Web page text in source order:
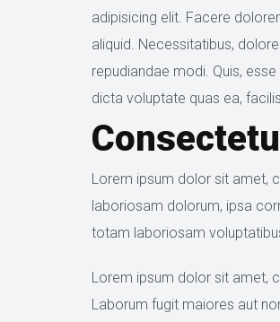
adipisicing elit. Facere
aliquid. Necessitatibus,
repudiandae modi. Quis,
dicta voluptate quas ea,
Lorem ipsum dolor sit amet,
laboriosam dolorum, ipsa
totam laboriosam
Lorem ipsum dolor sit amet,
Laborum fugit maiores aut